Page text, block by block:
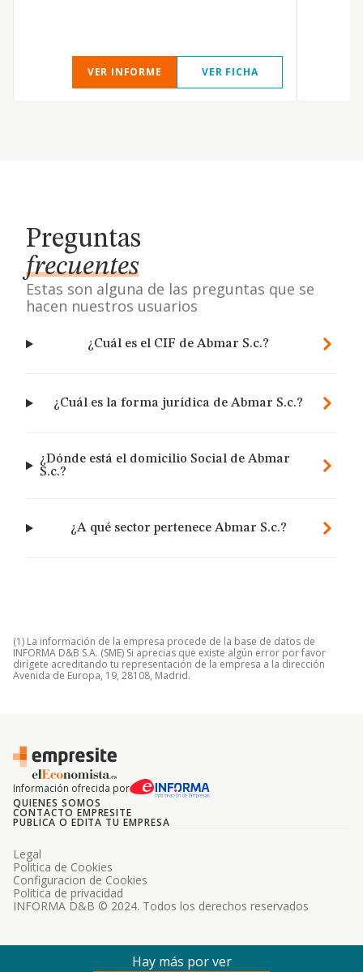
VER INFORME VER FICHA
Preguntas
frecuentes
Estas son alguna de las preguntas que se
hacen nuestros usuarios
¿Cuál es el CIF de Abmar S.c.?
¿Cuál es la forma jurídica de Abmar S.c.?
¿Dónde está el domicilio Social de Abmar
S.c.?
¿A qué sector pertenece Abmar S.c.?
(1) La información de la empresa procede de la base de datos de
INFORMA D&B S.A. (SME) Si aprecias que existe algún error por favor
dirígete acreditando tu representación de la empresa a la dirección
Avenida de Europa, 19, 28108, Madrid.
Información ofrecida por
QUIENES SOMOS
CONTACTO EMPRESITE
PUBLICA O EDITA TU EMPRESA
INFORMA D&B © 2024. Todos los derechos reservados
Legal
Politica de Cookies
Configuracion de Cookies
Politica de privacidad
Hay más por ver